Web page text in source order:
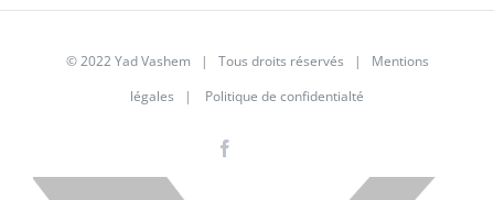
© 2022 Yad Vashem | Tous droits réservés | Mentions
légales | Politique de confidentialté
X